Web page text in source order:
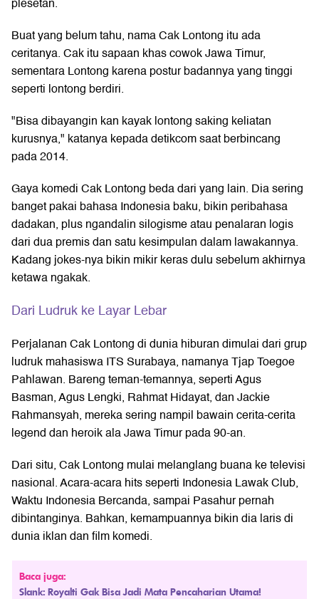
Buat yang belum tahu, nama Cak Lontong itu ada
ceritanya. Cak itu sapaan khas cowok Jawa Timur,
sementara Lontong karena postur badannya yang tinggi
seperti lontong berdiri.
"Bisa dibayangin kan kayak lontong saking keliatan
kurusnya," katanya kepada detikcom saat berbincang
pada 2014.
Gaya komedi Cak Lontong beda dari yang lain. Dia sering
banget pakai bahasa Indonesia baku, bikin peribahasa
dadakan, plus ngandalin silogisme atau penalaran logis
dari dua premis dan satu kesimpulan dalam lawakannya.
Kadang jokes-nya bikin mikir keras dulu sebelum akhirnya
ketawa ngakak.
Dari Ludruk ke Layar Lebar
Perjalanan Cak Lontong di dunia hiburan dimulai dari grup
ludruk mahasiswa ITS Surabaya, namanya Tjap Toegoe
Pahlawan. Bareng teman-temannya, seperti Agus
Basman, Agus Lengki, Rahmat Hidayat, dan Jackie
Rahmansyah, mereka sering nampil bawain cerita-cerita
legend dan heroik ala Jawa Timur pada 90-an.
Dari situ, Cak Lontong mulai melanglang buana ke televisi
nasional. Acara-acara hits seperti Indonesia Lawak Club,
Waktu Indonesia Bercanda, sampai Pasahur pernah
dibintanginya. Bahkan, kemampuannya bikin dia laris di
dunia iklan dan film komedi.
Baca juga:
Slank: Royalti Gak Bisa Jadi Mata Pencaharian Utama!